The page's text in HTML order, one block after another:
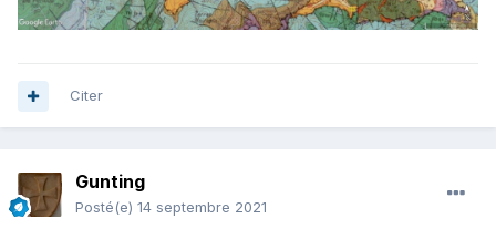
Citer
Gunting
Posté(e) 14 septembre 2021